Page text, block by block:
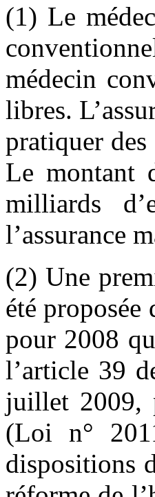
(1) Le
médecin
libres.
pratiquer des
Le montant
milliards
l’assurance
(2) Une
été
pour 2008
l’article 39
juillet 2009,
(Loi n°
dispositions